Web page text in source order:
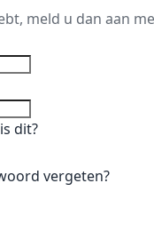
meld u dan aan
dit?
vergeten?